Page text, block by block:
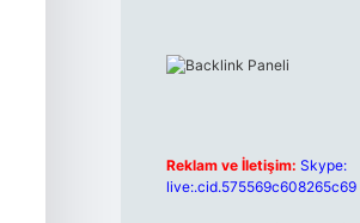
Reklam ve İletişim: Skype:
live:.cid.575569c608265c69